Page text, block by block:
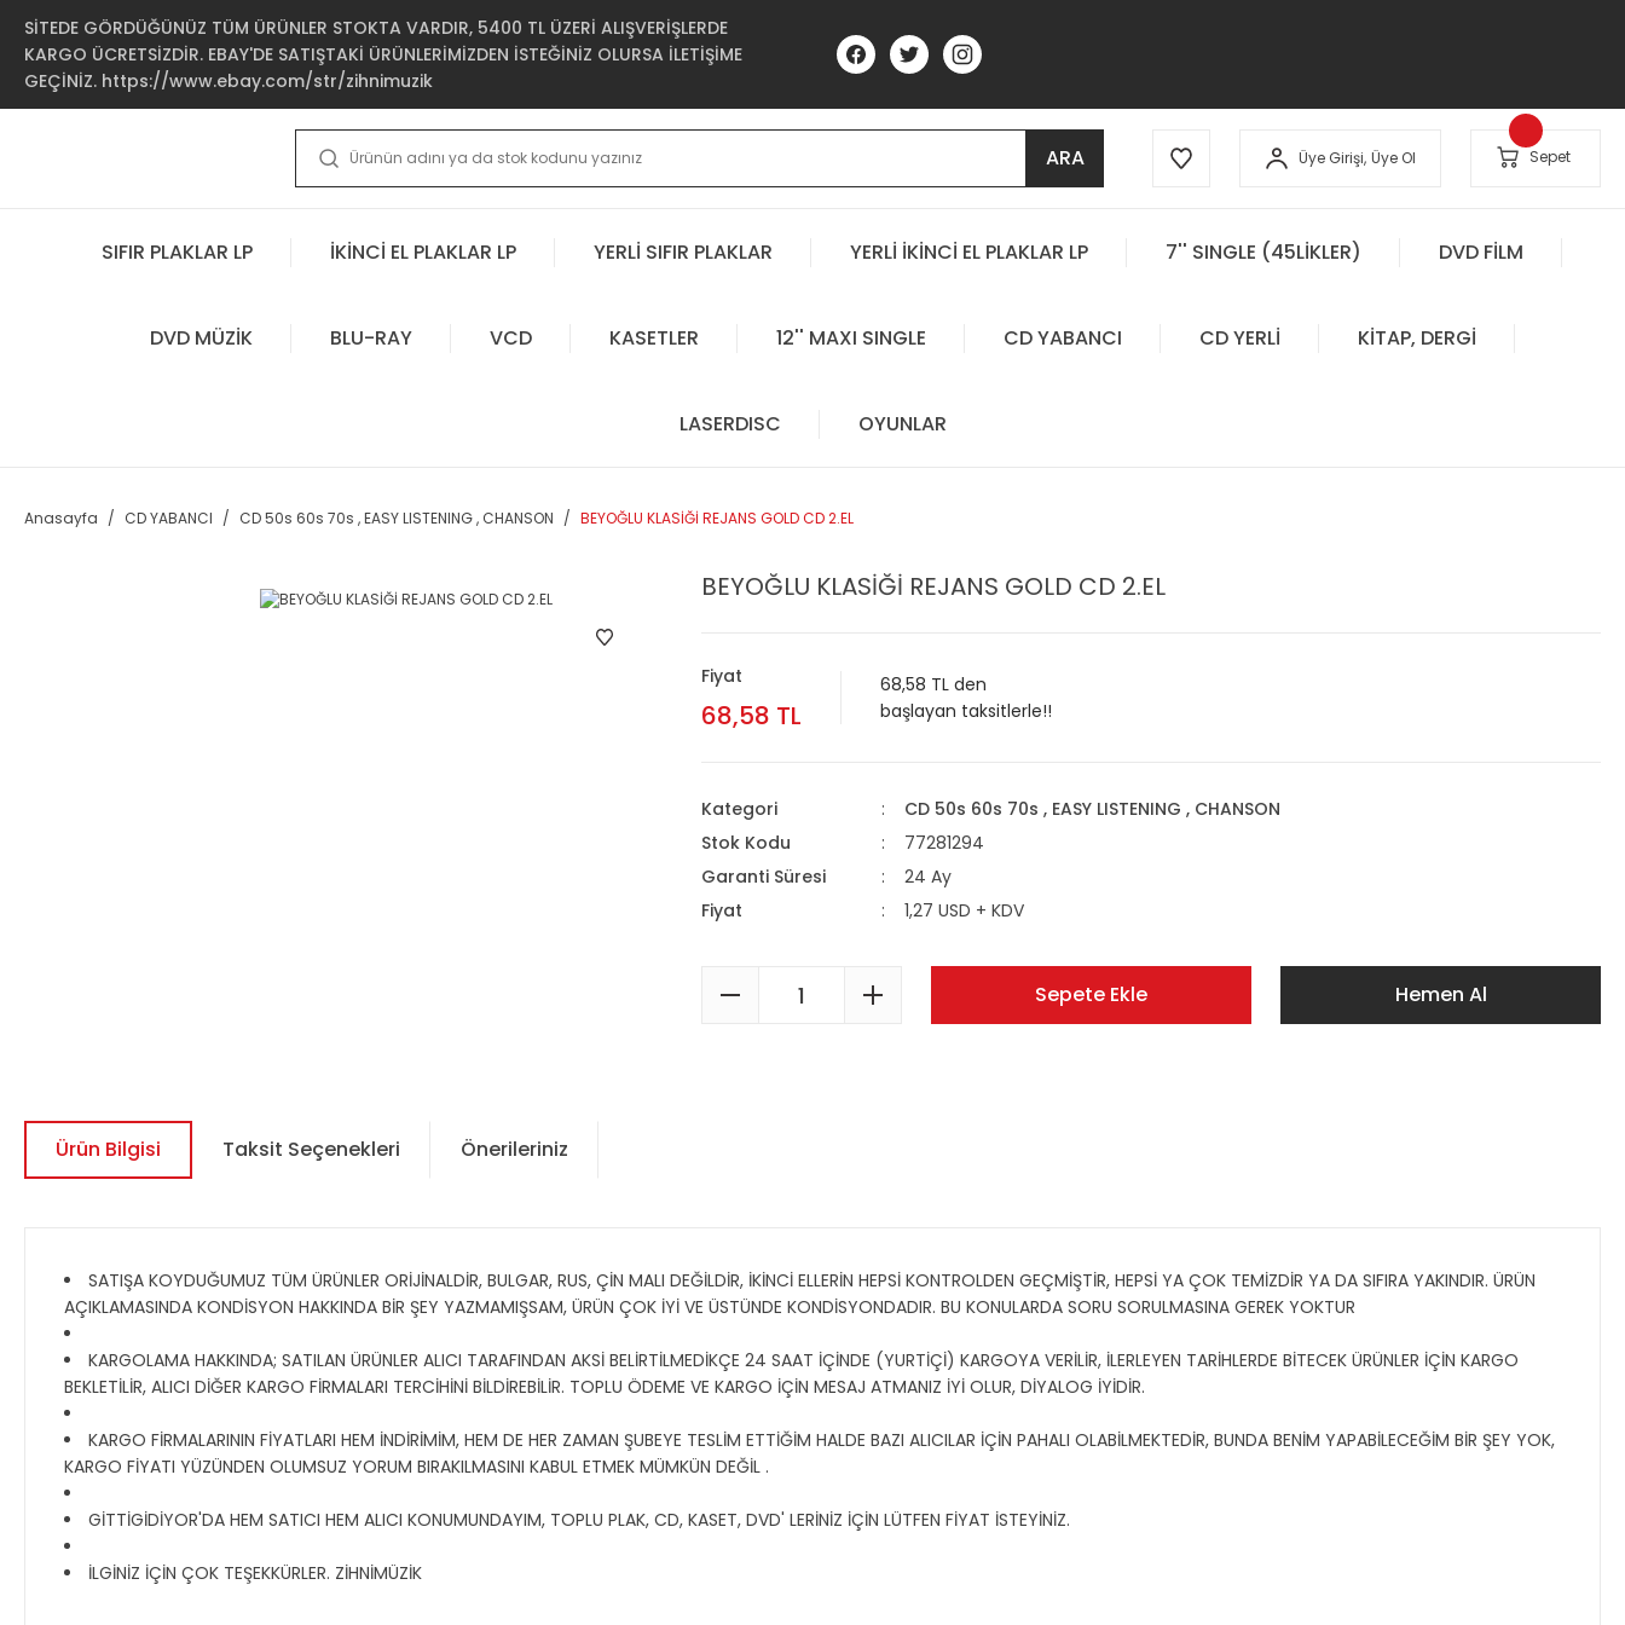
SİTEDE GÖRDÜĞÜNÜZ TÜM ÜRÜNLER STOKTA VARDIR, 5400 TL ÜZERİ ALIŞVERİŞLERDE
KARGO ÜCRETSİZDİR. EBAY'DE SATIŞTAKİ ÜRÜNLERİMİZDEN İSTEĞİNİZ OLURSA İLETİŞİME
GEÇİNİZ. https://www.ebay.com/str/zihnimuzik
ARA Üye Girişi, Üye Ol Sepet
SIFIR PLAKLAR LP İKİNCİ EL PLAKLAR LP YERLİ SIFIR PLAKLAR YERLİ İKİNCİ EL PLAKLAR LP 7'' SINGLE (45LİKLER) DVD FİLM
DVD MÜZİK BLU-RAY VCD KASETLER 12'' MAXI SINGLE CD YABANCI CD YERLİ KİTAP, DERGİ
LASERDISC OYUNLAR
Anasayfa CD YABANCI CD 50s 60s 70s , EASY LISTENING , CHANSON BEYOĞLU KLASİĞİ REJANS GOLD CD 2.EL
BEYOĞLU KLASİĞİ REJANS GOLD CD 2.EL
Fiyat
68,58 TL
68,58 TL den
başlayan taksitlerle!!
Kategori
CD 50s 60s 70s , EASY LISTENING , CHANSON
Stok Kodu
77281294
Garanti Süresi
24 Ay
Fiyat
1,27 USD + KDV
Sepete Ekle Hemen Al
Ürün Bilgisi Taksit Seçenekleri Önerileriniz
SATIŞA KOYDUĞUMUZ TÜM ÜRÜNLER ORİJİNALDİR, BULGAR, RUS, ÇİN MALI DEĞİLDİR, İKİNCİ ELLERİN HEPSİ KONTROLDEN GEÇMİŞTİR, HEPSİ YA ÇOK TEMİZDİR YA DA SIFIRA YAKINDIR. ÜRÜN
AÇIKLAMASINDA KONDİSYON HAKKINDA BİR ŞEY YAZMAMIŞSAM, ÜRÜN ÇOK İYİ VE ÜSTÜNDE KONDİSYONDADIR. BU KONULARDA SORU SORULMASINA GEREK YOKTUR
KARGOLAMA HAKKINDA; SATILAN ÜRÜNLER ALICI TARAFINDAN AKSİ BELİRTİLMEDİKÇE 24 SAAT İÇİNDE (YURTİÇİ) KARGOYA VERİLİR, İLERLEYEN TARİHLERDE BİTECEK ÜRÜNLER İÇİN KARGO
BEKLETİLİR, ALICI DİĞER KARGO FİRMALARI TERCİHİNİ BİLDİREBİLİR. TOPLU ÖDEME VE KARGO İÇİN MESAJ ATMANIZ İYİ OLUR, DİYALOG İYİDİR.
KARGO FİRMALARININ FİYATLARI HEM İNDİRİMİM, HEM DE HER ZAMAN ŞUBEYE TESLİM ETTİĞİM HALDE BAZI ALICILAR İÇİN PAHALI OLABİLMEKTEDİR, BUNDA BENİM YAPABİLECEĞİM BİR ŞEY YOK,
KARGO FİYATI YÜZÜNDEN OLUMSUZ YORUM BIRAKILMASINI KABUL ETMEK MÜMKÜN DEĞİL .
GİTTİGİDİYOR'DA HEM SATICI HEM ALICI KONUMUNDAYIM, TOPLU PLAK, CD, KASET, DVD' LERİNİZ İÇİN LÜTFEN FİYAT İSTEYİNİZ.
İLGİNİZ İÇİN ÇOK TEŞEKKÜRLER. ZİHNİMÜZİK